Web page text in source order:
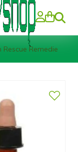
Zoeken
Rescue Remedie